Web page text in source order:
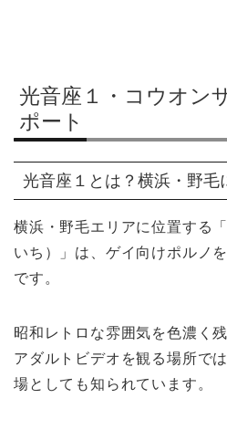
光音座１・コウオン
ポート
光音座１とは？横浜・野毛
横浜・野毛エリアに位置する
いち）」は、ゲイ向けポルノ
です。
昭和レトロな雰囲気を色濃く
アダルトビデオを観る場所で
場としても知られています。